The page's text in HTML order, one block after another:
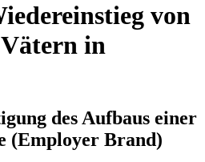
von
in
des Aufbaus einer
(Employer Brand)